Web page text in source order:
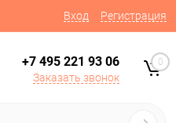
Вход Регистрация
+7 495 221 93 06
Заказать звонок
0